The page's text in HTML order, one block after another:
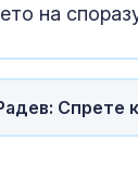
на
Спрете